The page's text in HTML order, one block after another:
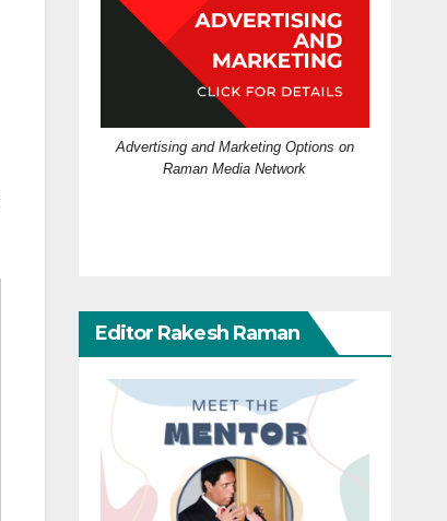
Advertising and Marketing Options on
Raman Media Network
Editor Rakesh Raman